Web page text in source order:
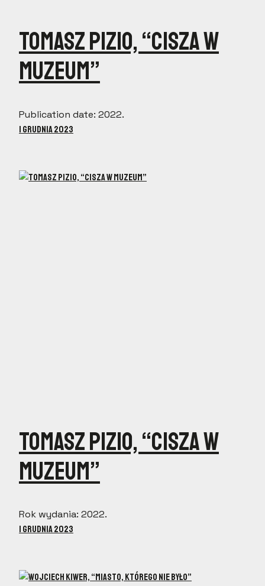
Tomasz Pizio, “Cisza w
Muzeum”
Publication date: 2022.
1 grudnia 2023
Tomasz Pizio, “Cisza w
Muzeum”
Rok wydania: 2022.
1 grudnia 2023